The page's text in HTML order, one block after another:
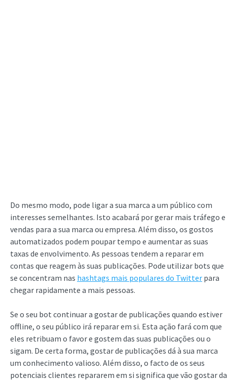
Do mesmo modo, pode ligar a sua marca a um público com
interesses semelhantes. Isto acabará por gerar mais tráfego e
vendas para a sua marca ou empresa. Além disso, os gostos
automatizados podem poupar tempo e aumentar as suas
taxas de envolvimento. As pessoas tendem a reparar em
contas que reagem às suas publicações. Pode utilizar bots que
se concentram nas hashtags mais populares do Twitter para
chegar rapidamente a mais pessoas.
Se o seu bot continuar a gostar de publicações quando estiver
offline, o seu público irá reparar em si. Esta ação fará com que
eles retribuam o favor e gostem das suas publicações ou o
sigam. De certa forma, gostar de publicações dá à sua marca
um conhecimento valioso. Além disso, o facto de os seus
potenciais clientes repararem em si significa que vão gostar da